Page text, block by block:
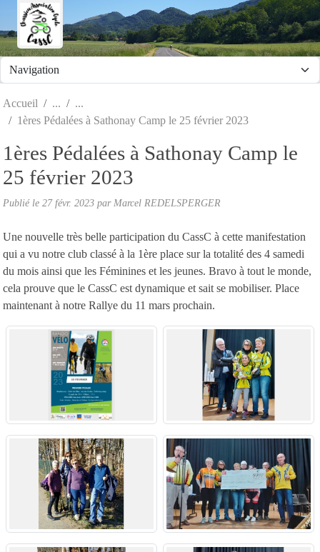
Accueil
1ères Pédalées à Sathonay Camp le 25 février 2023
1ères Pédalées à Sathonay Camp le
25 février 2023
Publié le 27 févr. 2023 par Marcel REDELSPERGER
Une nouvelle très belle participation du CassC à cette manifestation
qui a vu notre club classé à la 1ère place sur la totalité des 4 samedi
du mois ainsi que les Féminines et les jeunes. Bravo à tout le monde,
cela prouve que le CassC est dynamique et sait se mobiliser. Place
maintenant à notre Rallye du 11 mars prochain.
Panneau de gestion des cookies